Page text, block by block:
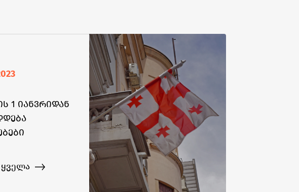
1 იანვრიდან